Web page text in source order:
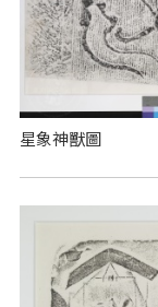
星象神獸圖